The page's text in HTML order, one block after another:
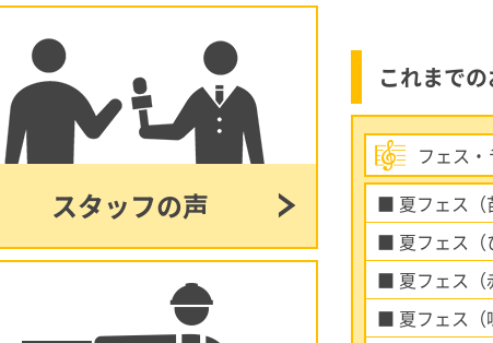
スタッフの声
これまで
フェス
夏フェス（
夏フェス（
夏フェス（
夏フェス（